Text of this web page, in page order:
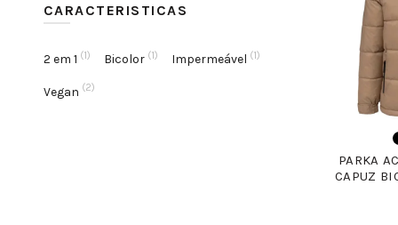
PARKA
CAPUZ
CARACTERISTICAS
2 em 1 (1) Bicolor (1) Impermeável (1)
Vegan (2)